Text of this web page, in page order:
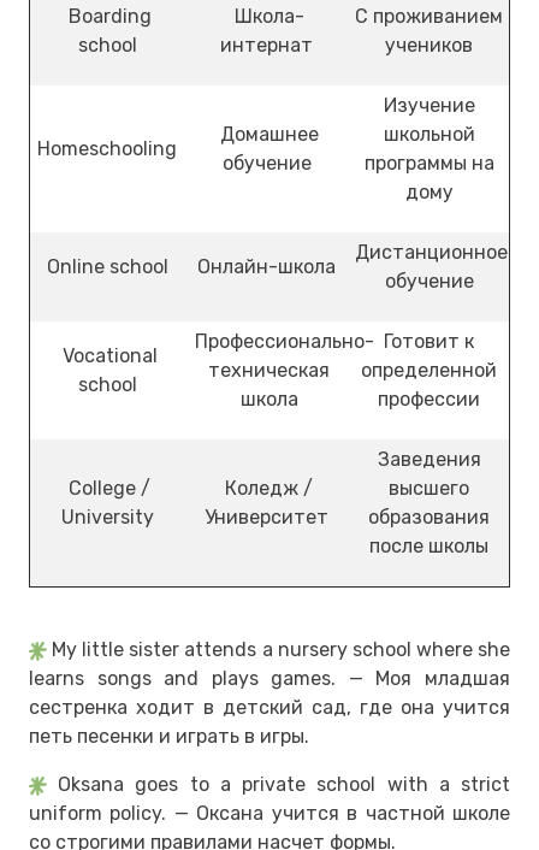
Boarding
school
Школа-
интернат
С проживанием
учеников
Homeschooling
Домашнее
обучение
Изучение
школьной
программы на
дому
Online school Онлайн-школа
Дистанционное
обучение
Vocational
school
Профессионально-
техническая
школа
Готовит к
определенной
профессии
College /
University
Коледж /
Университет
Заведения
высшего
образования
после школы
My little sister attends a nursery school where she
learns songs and plays games. — Моя младшая
сестренка ходит в детский сад, где она учится
петь песенки и играть в игры.
Oksana goes to a private school with a strict
uniform policy. — Оксана учится в частной школе
со строгими правилами насчет формы.